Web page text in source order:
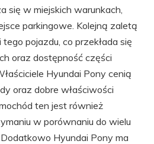
się w miejskich warunkach,
parkingowe. Kolejną zaletą
pojazdu, co przekłada się
oraz dostępność części
Hyundai Pony cenią
oraz dobre właściwości
ten jest również
w porównaniu do wielu
Hyundai Pony ma